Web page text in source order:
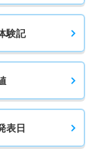
験記
表日